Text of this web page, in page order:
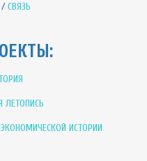
/СВЯЗЬ
ЛЕТОПИСЬ
ИСТОРИИ